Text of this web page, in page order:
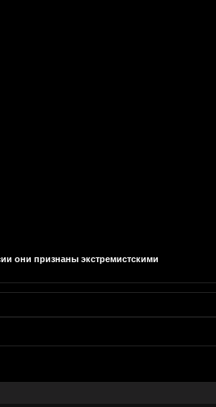
они признаны экстремистскими